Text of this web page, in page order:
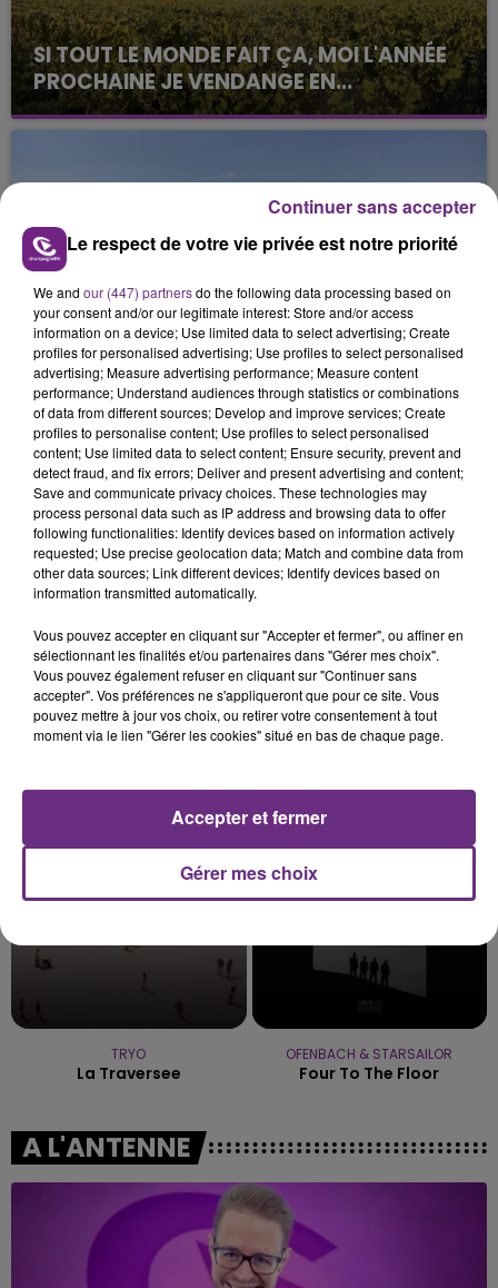
SI TOUT LE MONDE FAIT ÇA, MOI L'ANNÉE
PROCHAINE JE VENDANGE EN...
La vendange en Champagne a débuté ce jeudi 6
août dans la commune de Montgueux (Aube). Du
L'INSPECTION DU TRAVAIL RAPPELLE À
L'ORDRE SUR LES CONDITIONS DE...
Alors que les dates de début des vendange 2026
s'est avéré être plus précoce que prévu,
l'inspection du Travail en profite pour rappeler
les conditions de...
TITRES DIFFUSÉS
0h16
0h16 0h13
0h13
TRYO
La Traversee
0h06
0h06
OFENBACH & STARSAILOR
Four To The Floor
A L'ANTENNE
Le respect de votre vie privée est notre priorité
We and our (447) partnersdo the following data processing based on
your consent and/or our legitimate interest: Store and/or access
information on a device; Use limited data to select advertising; Create
profiles for personalised advertising; Use profiles to select personalised
advertising; Measure advertising performance; Measure content
performance; Understand audiences through statistics or combinations
of data from different sources; Develop and improve services; Create
profiles to personalise content; Use profiles to select personalised
content; Use limited data to select content; Ensure security, prevent and
detect fraud, and fix errors; Deliver and present advertising and content;
Save and communicate privacy choices. These technologies may
process personal data such as IP address and browsing data to offer
following functionalities: Identify devices based on information actively
requested; Use precise geolocation data; Match and combine data from
other data sources; Link different devices; Identify devices based on
information transmitted automatically.
Vous pouvez accepter en cliquant sur "Accepter et fermer", ou affiner en
sélectionnant les finalités et/ou partenaires dans "Gérer mes choix".
Vous pouvez également refuser en cliquant sur "Continuer sans
accepter". Vos préférences ne s'appliqueront que pour ce site. Vous
pouvez mettre à jour vos choix, ou retirer votre consentement à tout
moment via le lien "Gérer les cookies" situé en bas de chaque page.
Gérer mes choix
Accepter et fermer
Continuer sans accepter